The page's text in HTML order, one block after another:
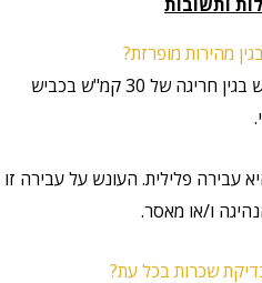
מהירות מופרזת?
כתב אישום בגין מהירות מופרזת יוגש בגין חריגה של 30 קמ"ש בכביש
עבירה פלילית. העונש על עבירה זו
ו/או מאסר.
שכרות בכל עת?